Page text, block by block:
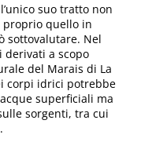
suo tratto non
proprio quello in
sottovalutare. Nel
a scopo
del Marais di La
corpi idrici potrebbe
superficiali ma
sorgenti, tra cui